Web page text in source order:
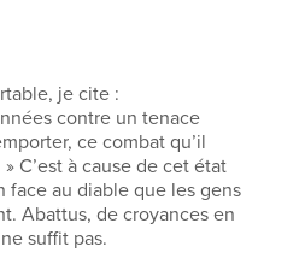
je cite :
contre un tenace
ce combat qu’il
C’est à cause de cet état
face au diable que les gens
Abattus, de croyances en
suffit pas.